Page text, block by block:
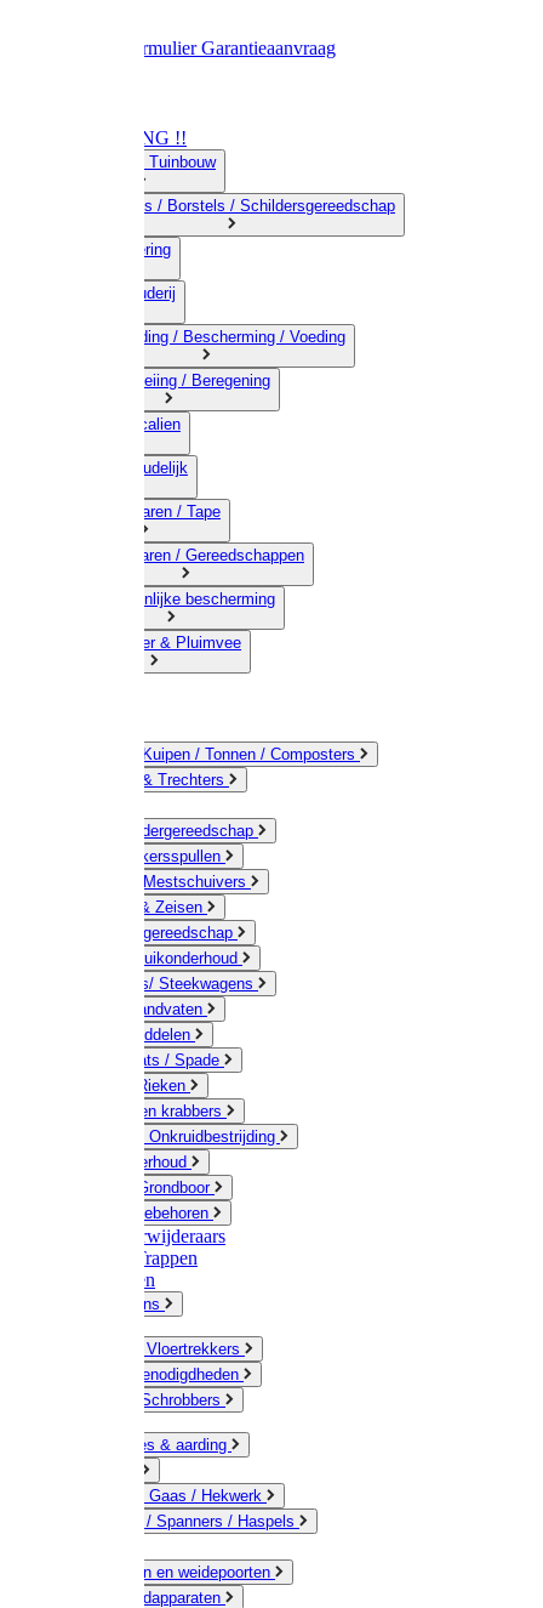
RetourformulierGarantieaanvraag
OPRUIMING !!
01) Land-& Tuinbouw
02) Bezems / Borstels / Schildersgereedschap
03) Afrastering
04) Veehouderij
05) Bestrijding / Bescherming / Voeding
06) Besproeiing / Beregening
07) Chemicalien
08) Huishoudelijk
09) Touwwaren / Tape
10) IJzerwaren / Gereedschappen
11) Persoonlijke bescherming
12) Kleindier & Pluimvee
Emmers / Kuipen / Tonnen / Composters
Jerrycans & Trechters
Hand-/ Kindergereedschap
Stratenmakersspullen
Sneeuw- / Mestschuivers
Baggeren & Zeisen
Elektrisch gereedschap
Boom / Struikonderhoud
Kruiwagens/ Steekwagens
Stelen / Handvaten
Tuinhulpmiddelen
Schop / Bats / Spade
Vorken & Rieken
Cultivator en krabbers
Schoffels / Onkruidbestrijding
Gazononderhoud
Hamers / Grondboor
Sledes / toebehoren
Onkruidverwijderaars
Ladders / Trappen
Werkbanken
Betonmolens
Bezems & Vloertrekkers
Schildersbenodigdheden
Borstels / Schrobbers
Accessoires & aarding
Geleiders / Gaas / Hekwerk
Verbinders / Spanners / Haspels
Doorgangen en weidepoorten
Schrikdraadapparaten